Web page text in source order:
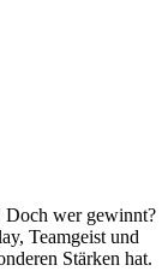
Doch wer gewinnt?
Teamgeist und
Stärken hat.